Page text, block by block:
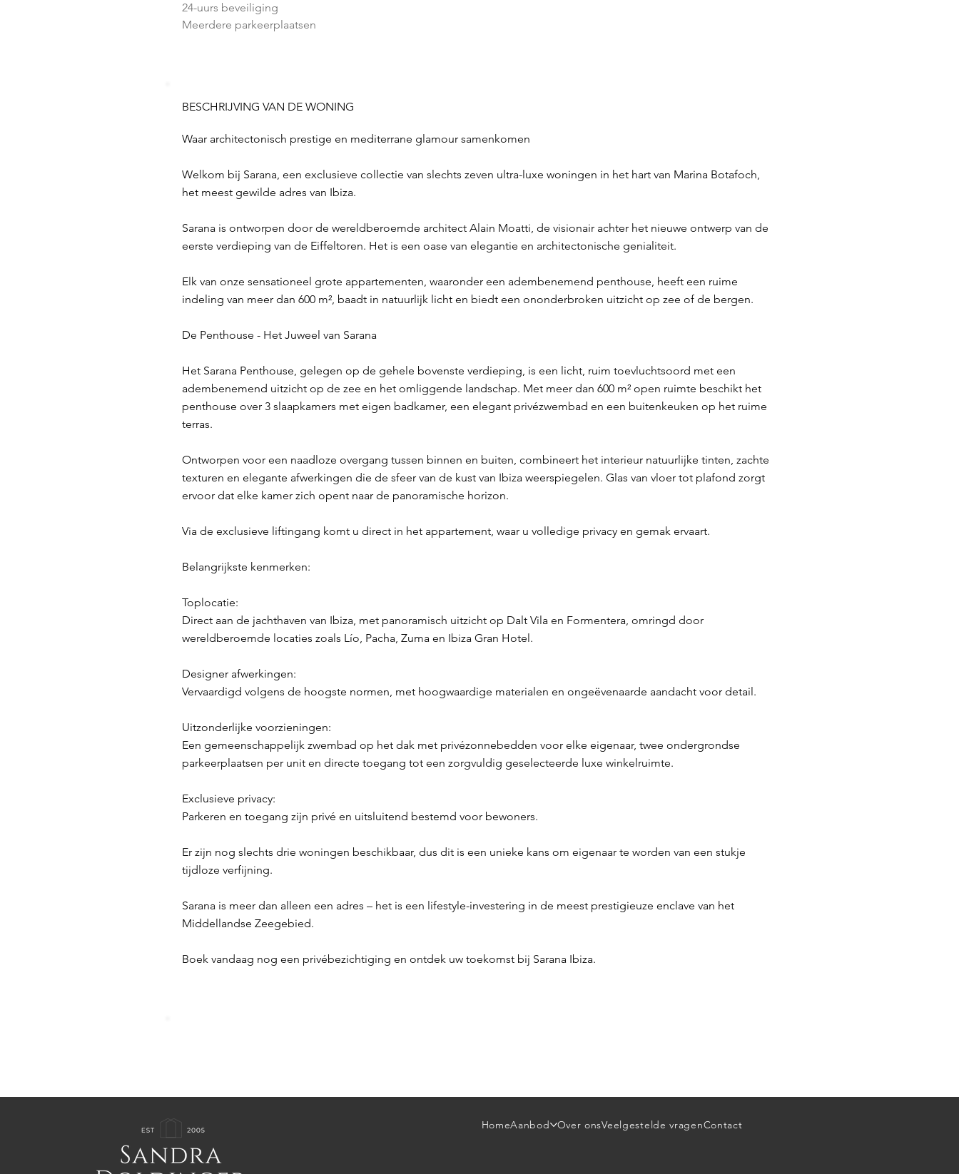
24-uurs beveiliging
Meerdere parkeerplaatsen
BESCHRIJVING VAN DE WONING
Waar architectonisch prestige en mediterrane glamour samenkomen
Welkom bij Sarana, een exclusieve collectie van slechts zeven ultra-luxe woningen in het hart van Marina Botafoch,
het meest gewilde adres van Ibiza.
Sarana is ontworpen door de wereldberoemde architect Alain Moatti, de visionair achter het nieuwe ontwerp van de
eerste verdieping van de Eiffeltoren. Het is een oase van elegantie en architectonische genialiteit.
Elk van onze sensationeel grote appartementen, waaronder een adembenemend penthouse, heeft een ruime
indeling van meer dan 600 m², baadt in natuurlijk licht en biedt een ononderbroken uitzicht op zee of de bergen.
De Penthouse - Het Juweel van Sarana
Het Sarana Penthouse, gelegen op de gehele bovenste verdieping, is een licht, ruim toevluchtsoord met een
adembenemend uitzicht op de zee en het omliggende landschap. Met meer dan 600 m² open ruimte beschikt het
penthouse over 3 slaapkamers met eigen badkamer, een elegant privézwembad en een buitenkeuken op het ruime
terras.
Ontworpen voor een naadloze overgang tussen binnen en buiten, combineert het interieur natuurlijke tinten, zachte
texturen en elegante afwerkingen die de sfeer van de kust van Ibiza weerspiegelen. Glas van vloer tot plafond zorgt
ervoor dat elke kamer zich opent naar de panoramische horizon.
Via de exclusieve liftingang komt u direct in het appartement, waar u volledige privacy en gemak ervaart.
Belangrijkste kenmerken:
Toplocatie:
Direct aan de jachthaven van Ibiza, met panoramisch uitzicht op Dalt Vila en Formentera, omringd door
wereldberoemde locaties zoals Lío, Pacha, Zuma en Ibiza Gran Hotel.
Designer afwerkingen:
Vervaardigd volgens de hoogste normen, met hoogwaardige materialen en ongeëvenaarde aandacht voor detail.
Uitzonderlijke voorzieningen:
Een gemeenschappelijk zwembad op het dak met privézonnebedden voor elke eigenaar, twee ondergrondse
parkeerplaatsen per unit en directe toegang tot een zorgvuldig geselecteerde luxe winkelruimte.
Exclusieve privacy:
Parkeren en toegang zijn privé en uitsluitend bestemd voor bewoners.
Er zijn nog slechts drie woningen beschikbaar, dus dit is een unieke kans om eigenaar te worden van een stukje
tijdloze verfijning.
Sarana is meer dan alleen een adres – het is een lifestyle-investering in de meest prestigieuze enclave van het
Middellandse Zeegebied.
Boek vandaag nog een privébezichtiging en ontdek uw toekomst bij Sarana Ibiza.
HomeAanbod Over onsVeelgestelde vragenContact